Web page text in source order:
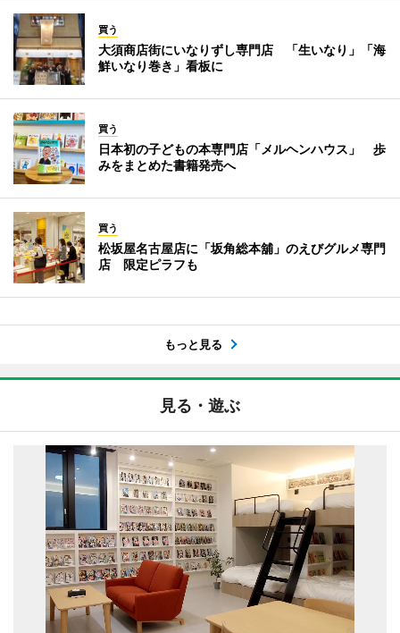
買う
大須商店街にいなりずし専門店 「生いなり」「海
鮮いなり巻き」看板に
買う
日本初の子どもの本専門店「メルヘンハウス」 歩
みをまとめた書籍発売へ
買う
松坂屋名古屋店に「坂角総本舖」のえびグルメ専門
店 限定ピラフも
もっと見る
見る・遊ぶ